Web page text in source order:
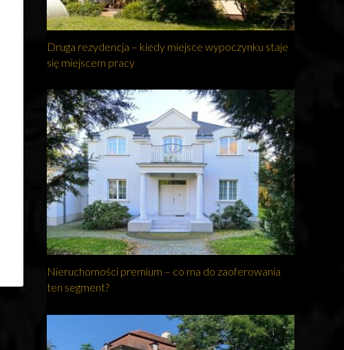
Druga rezydencja – kiedy miejsce wypoczynku staje
się miejscem pracy
Nieruchomości premium – co ma do zaoferowania
ten segment?